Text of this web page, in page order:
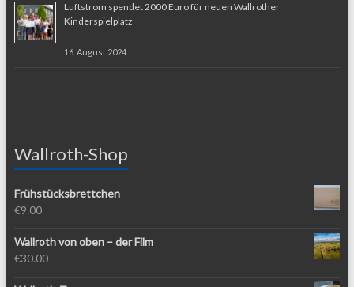
Luftstrom spendet 2000 Euro für neuen Wallrother
Kinderspielplatz
16. August 2024
Wallroth-Shop
Frühstücksbrettchen
€9.00
Wallroth von oben – der Film
€30.00